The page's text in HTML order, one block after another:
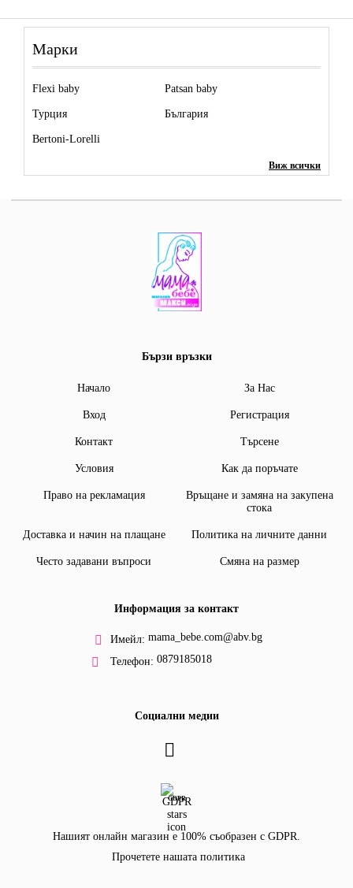
Марки
Flexi baby Patsan baby
Турция България
Bertoni-Lorelli
Виж всички
Бързи връзки
Начало За Нас
Вход Регистрация
Контакт Търсене
Условия Как да поръчате
Право на рекламация
Връщане и замяна на закупена
стока
Доставка и начин на плащане Политика на личните данни
Често задавани въпроси Смяна на размер
Информация за контакт
Имейл: mama_bebe.com@abv.bg
Телефон: 0879185018
Социални медии
GDPR
Нашият онлайн магазин е 100% съобразен с GDPR.
Прочетете нашата политика